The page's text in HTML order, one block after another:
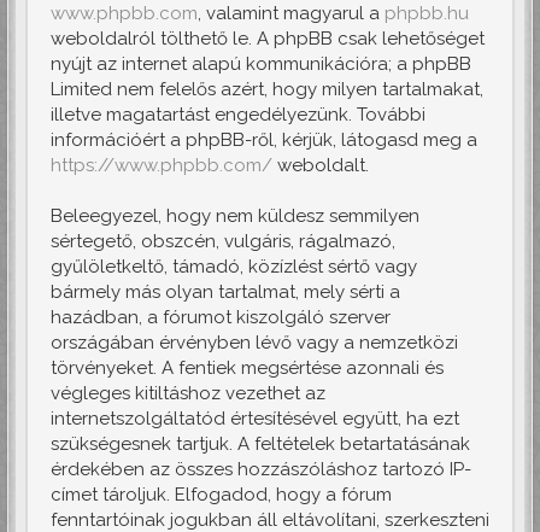
www.phpbb.com, valamint magyarul a phpbb.hu
weboldalról tölthető le. A phpBB csak lehetőséget
nyújt az internet alapú kommunikációra; a phpBB
Limited nem felelős azért, hogy milyen tartalmakat,
illetve magatartást engedélyezünk. További
információért a phpBB-ről, kérjük, látogasd meg a
https://www.phpbb.com/ weboldalt.
Beleegyezel, hogy nem küldesz semmilyen
sértegető, obszcén, vulgáris, rágalmazó,
gyűlöletkeltő, támadó, közízlést sértő vagy
bármely más olyan tartalmat, mely sérti a
hazádban, a fórumot kiszolgáló szerver
országában érvényben lévő vagy a nemzetközi
törvényeket. A fentiek megsértése azonnali és
végleges kitiltáshoz vezethet az
internetszolgáltatód értesítésével együtt, ha ezt
szükségesnek tartjuk. A feltételek betartatásának
érdekében az összes hozzászóláshoz tartozó IP-
címet tároljuk. Elfogadod, hogy a fórum
fenntartóinak jogukban áll eltávolítani, szerkeszteni